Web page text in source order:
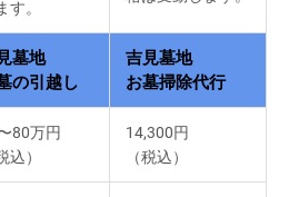
す。
墓地
の引越し
吉見墓地
お墓掃除代行
80万円
込）
14,300円
（税込）